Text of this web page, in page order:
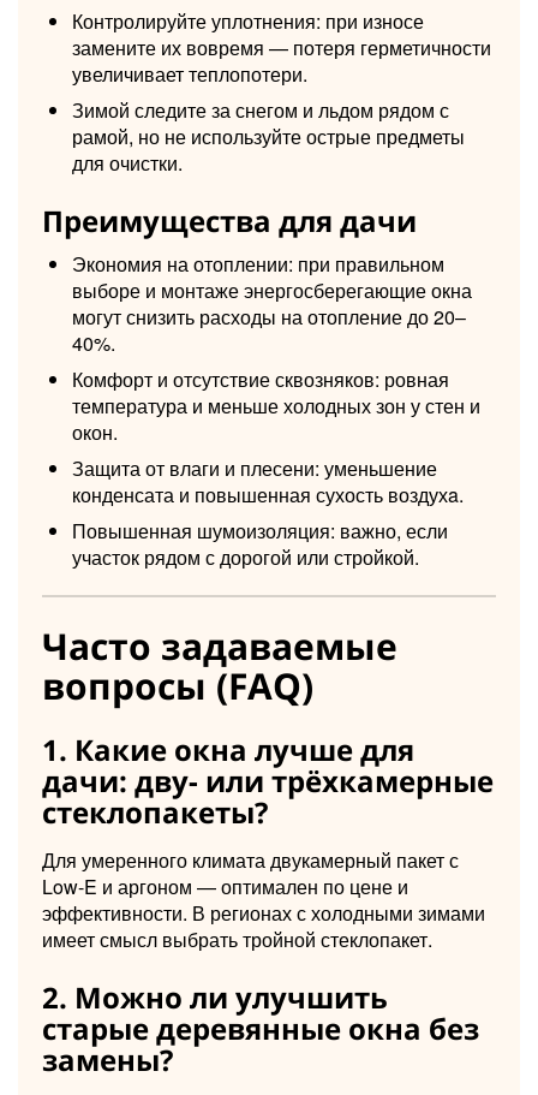
Контролируйте уплотнения: при износе
замените их вовремя — потеря герметичности
увеличивает теплопотери.
Зимой следите за снегом и льдом рядом с
рамой, но не используйте острые предметы
для очистки.
Преимущества для дачи
Экономия на отоплении: при правильном
выборе и монтаже энергосберегающие окна
могут снизить расходы на отопление до 20–
40%.
Комфорт и отсутствие сквозняков: ровная
температура и меньше холодных зон у стен и
окон.
Защита от влаги и плесени: уменьшение
конденсата и повышенная сухость воздухa.
Повышенная шумоизоляция: важно, если
участок рядом с дорогой или стройкой.
Часто задаваемые
вопросы (FAQ)
1. Какие окна лучше для
дачи: дву- или трёхкамерные
стеклопакеты?
Для умеренного климата двукамерный пакет с
Low-E и аргоном — оптимален по цене и
эффективности. В регионах с холодными зимами
имеет смысл выбрать тройной стеклопакет.
2. Можно ли улучшить
старые деревянные окна без
замены?